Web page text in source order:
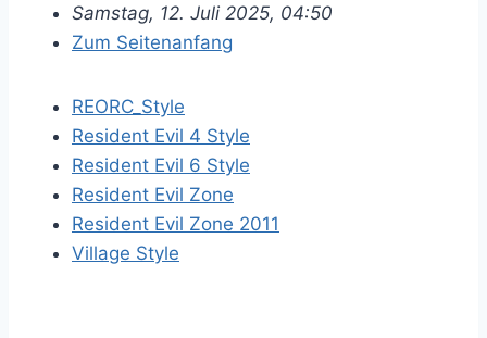
Samstag, 12. Juli 2025, 04:50
Zum Seitenanfang
REORC_Style
Resident Evil 4 Style
Resident Evil 6 Style
Resident Evil Zone
Resident Evil Zone 2011
Village Style